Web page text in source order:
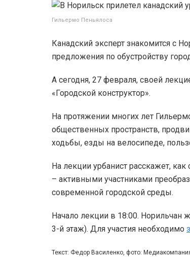
Гильермо Пеньялоса
Канадский эксперт знакомится с
предложения по обустройству
А сегодня, 27 февраля, своей
«Городской конструктор».
На протяжении многих лет
общественных пространств,
ходьбы, езды на велосипеде,
На лекции урбанист расскажет,
– активными участниками
современной городской среды.
Начало лекции в 18:00. Норильчан
3-й этаж). Для участия необходимо
Текст: Федор Василенко, фото: